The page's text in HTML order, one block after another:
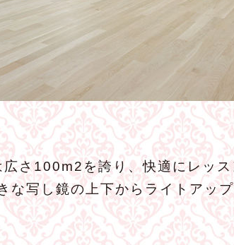
さ100m2を誇り、快適にレッ
な写し鏡の上下からライトアッ